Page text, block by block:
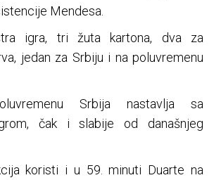
Mendesa.
igra, tri žuta kartona, dva za
jedan za Srbiju i na poluvremenu
Srbija nastavlja sa
čak i slabije od današnjeg
koristi i u 59. minuti Duarte na